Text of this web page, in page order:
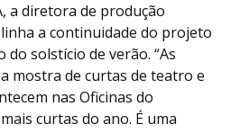
a diretora de produção
a continuidade do projeto
do solstício de verão. “As
mostra de curtas de teatro e
nas Oficinas do
curtas do ano. É uma